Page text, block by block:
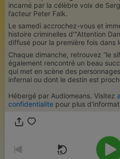
incarné par la célèbre voix de
l’acteur Peter Falk.
Le samedi accrochez-vous et
histoire criminelles d'"Attention
diffusé pour la première fois dans
Chaque dimanche, retrouvez “le
également rencontré un beau
qui met en scène des
infernal ou dont le destin est
Hébergé par Audiomeans. Visitez
confidentialite pour plus